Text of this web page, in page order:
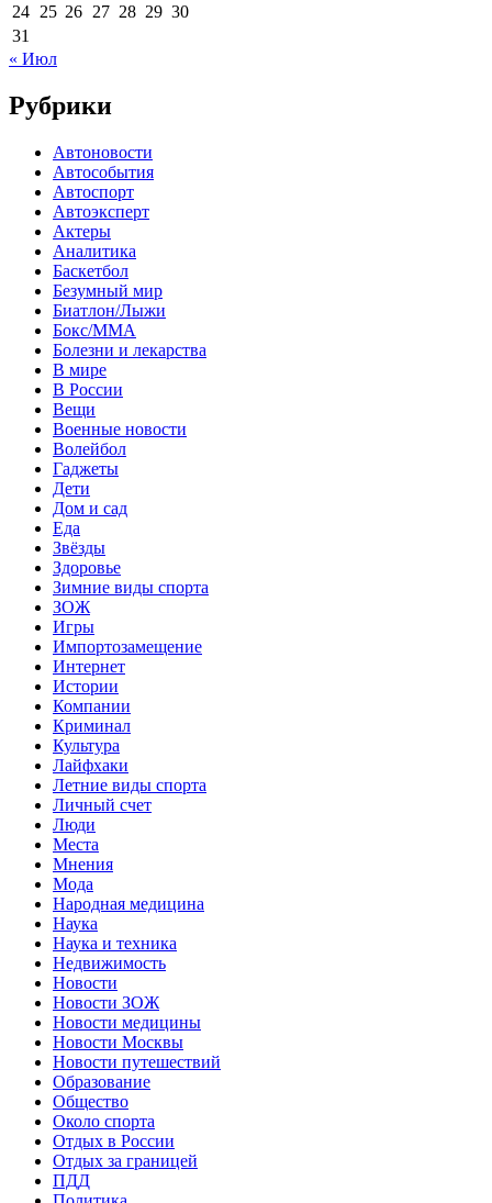
24 25 26 27 28 29 30
31
« Июл
Рубрики
Автоновости
Автособытия
Автоспорт
Автоэксперт
Актеры
Аналитика
Баскетбол
Безумный мир
Биатлон/Лыжи
Бокс/MMA
Болезни и лекарства
В мире
В России
Вещи
Военные новости
Волейбол
Гаджеты
Дети
Дом и сад
Еда
Звёзды
Здоровье
Зимние виды спорта
ЗОЖ
Игры
Импортозамещение
Интернет
Истории
Компании
Криминал
Культура
Лайфхаки
Летние виды спорта
Личный счет
Люди
Места
Мнения
Мода
Народная медицина
Наука
Наука и техника
Недвижимость
Новости
Новости ЗОЖ
Новости медицины
Новости Москвы
Новости путешествий
Образование
Общество
Около спорта
Отдых в России
Отдых за границей
ПДД